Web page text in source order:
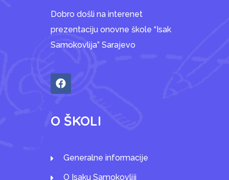
Dobro došli na interenet
prezentaciju onovne škole “Isak
Samokovlija” Sarajevo
O ŠKOLI
Generalne informacije
O Isaku Samokovliji